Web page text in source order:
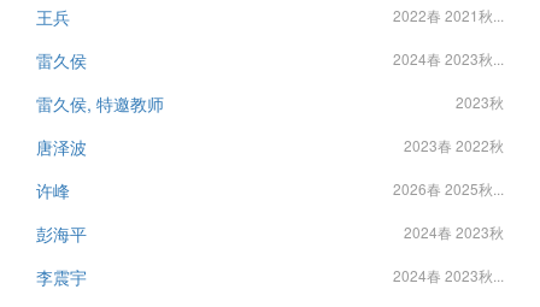
王兵 2022春 2021秋...
雷久侯 2024春 2023秋...
雷久侯, 特邀教师 2023秋
唐泽波 2023春 2022秋
许峰 2026春 2025秋...
彭海平 2024春 2023秋
李震宇 2024春 2023秋...